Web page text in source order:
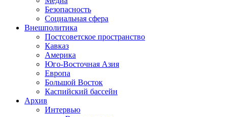
Безопасность
Социальная сфера
Внешполитика
Постсоветское пространство
Кавказ
Америка
Юго-Восточная Азия
Европа
Большой Восток
Каспийский бассейн
Архив
Интервью